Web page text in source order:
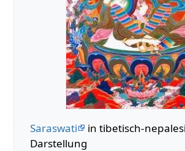
Saraswati
in tibetisch-
Darstellung